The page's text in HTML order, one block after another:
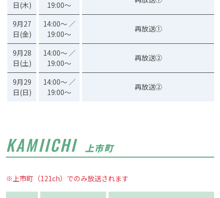
日(木)
19:00～
9月27
日(金)
14:00～ ／
19:00～
再放送①
9月28
日(土)
14:00～ ／
19:00～
再放送②
9月29
日(日)
14:00～ ／
19:00～
再放送②
KAMIICHI 上市町
※上市町（121ch）でのみ放送されます